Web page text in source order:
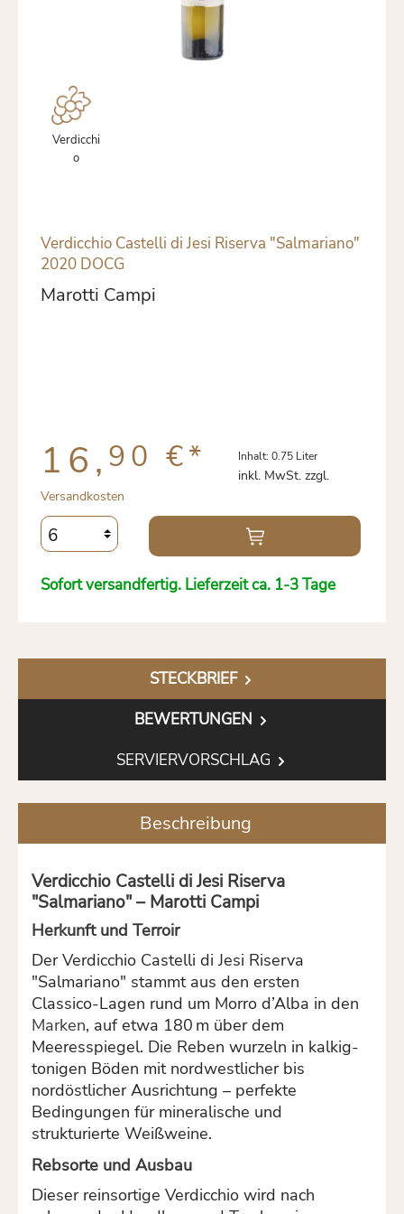
Verdicchi
o
Verdicchio Castelli di Jesi Riserva "Salmariano"
2020 DOCG
Marotti Campi
16, 90 €* Inhalt: 0.75 Liter
inkl. MwSt. zzgl.
Versandkosten
Sofort versandfertig. Lieferzeit ca. 1-3 Tage
STECKBRIEF
BEWERTUNGEN
SERVIERVORSCHLAG
Beschreibung
Verdicchio Castelli di Jesi Riserva
"Salmariano" – Marotti Campi
Herkunft und Terroir
Der Verdicchio Castelli di Jesi Riserva
"Salmariano" stammt aus den ersten
Classico-Lagen rund um Morro d’Alba in den
Marken, auf etwa 180 m über dem
Meeresspiegel. Die Reben wurzeln in kalkig-
tonigen Böden mit nordwestlicher bis
nordöstlicher Ausrichtung – perfekte
Bedingungen für mineralische und
strukturierte Weißweine.
Rebsorte und Ausbau
Dieser reinsortige Verdicchio wird nach